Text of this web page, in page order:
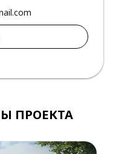
ПРОЕКТА